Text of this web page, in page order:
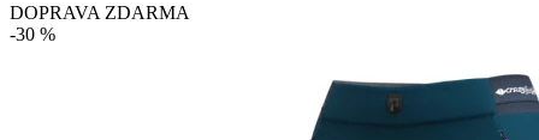
DOPRAVA ZDARMA
-30 %